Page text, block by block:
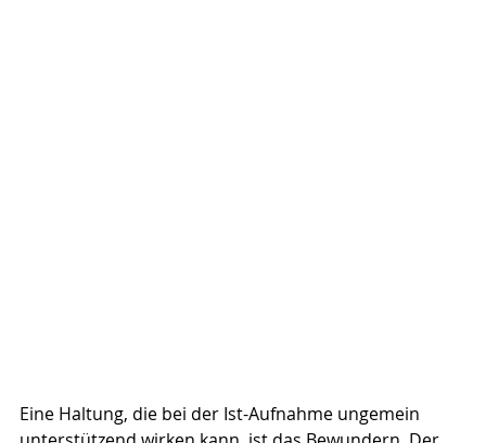
Eine Haltung, die bei der Ist-Aufnahme ungemein